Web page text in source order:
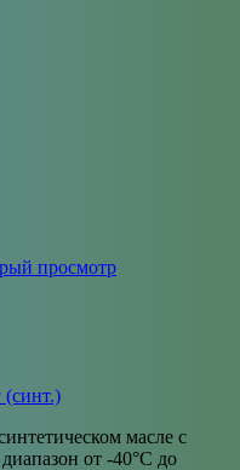
просмотр
масле с
от -40°С до